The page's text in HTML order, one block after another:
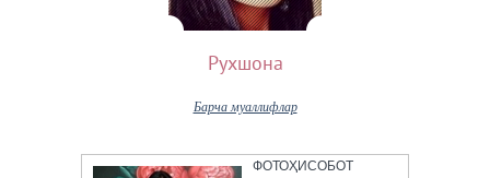
Рухшона
Барча муаллифлар
ФОТОҲИСОБОТ